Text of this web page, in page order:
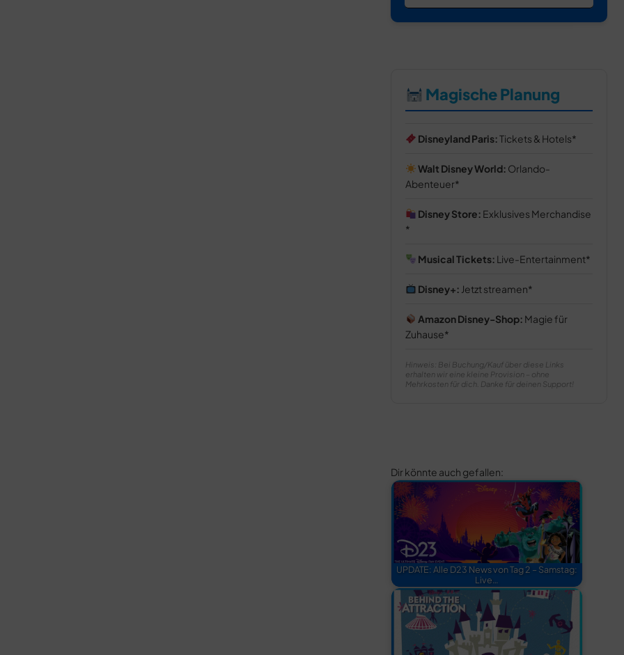
Magische Planung
Disneyland Paris:Tickets & Hotels
Walt Disney World: Orlando-
Abenteuer
Disney Store: Exklusives Merchandise
Musical Tickets: Live-Entertainment
Disney+: Jetzt streamen
Amazon Disney-Shop: Magie für
Zuhause
Hinweis: Bei Buchung/Kauf über diese Links
erhalten wir eine kleine Provision – ohne
Mehrkosten für dich. Danke für deinen Support!
Dir könnte auch gefallen:
UPDATE: Alle D23 News von Tag 2 – Samstag:
Live…